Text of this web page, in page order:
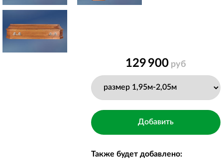
129 900 руб
Также будет добавлено: